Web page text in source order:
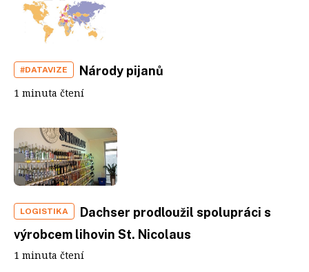
#DATAVIZE Národy pijanů
1 minuta čtení
LOGISTIKA
Dachser prodloužil spolupráci s
výrobcem lihovin St. Nicolaus
1 minuta čtení